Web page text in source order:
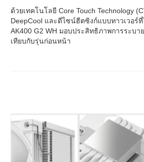
ด้วยเทคโนโลยี Core Touch Technology
DeepCool และดีไซน์ฮีตซิงก์แบบทาวเวอร์
AK400 G2 WH มอบประสิทธิภาพการระบ
เทียบกับรุ่นก่อนหน้า